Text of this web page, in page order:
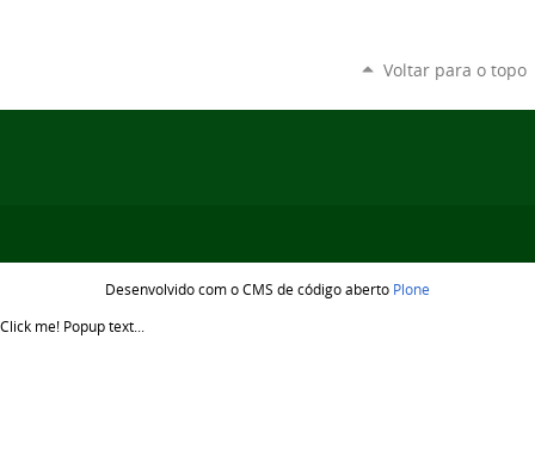
Voltar para o topo
Desenvolvido com o CMS de código aberto Plone
Click me! Popup text...